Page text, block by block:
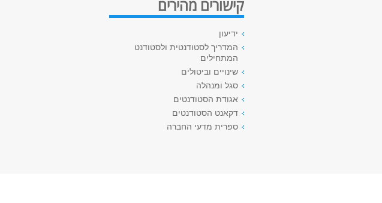
קישורים מהירים
ידיעון
המדריך לסטודנטית ולסטודנט
המתחילים
שינויים וביטולים
סגל ומנהלה
אגודת הסטודנטים
דקאנט הסטודנטים
ספרית מדעי החברה